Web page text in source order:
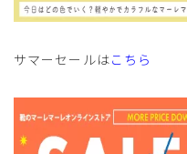
サマーセールはこちら